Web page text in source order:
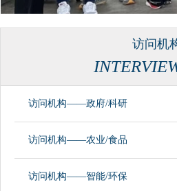
访问机
访问机构——政府/科研
访问机构——农业/食品
访问机构——智能/环保